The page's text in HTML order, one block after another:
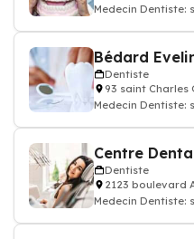
Medecin Dentiste:
Bédard
Dentiste
93 saint Charles
Medecin Dentiste:
Centre
Dentiste
2123 boulevard
Medecin Dentiste: